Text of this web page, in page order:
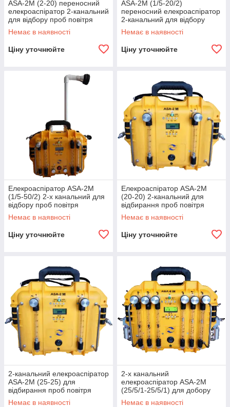
виробника. Вартість може змінюватися з появою
знижок і акцій, тому уточнюйте у менеджерів, щоб
вигідний варіант.
ASA-2M (2-20) переносний
елекроаспіратор 2-канальний
для відбору проб повітря
Немає в наявності
Ціну уточнюйте
ASA-2M (1/5-20/2)
переносний елекроаспіратор
2-канальний для відбору
проб повітря
Немає в наявності
Ціну уточнюйте
Елекроаспіратор ASA-2M
(1/5-50/2) 2-х канальний для
відбору проб повітря
Немає в наявності
Ціну уточнюйте
Елекроаспіратор ASA-2M
(20-20) 2-канальний для
відбирання проб повітря
Немає в наявності
Ціну уточнюйте
2-канальний елекроаспіратор
ASA-2M (25-25) для
відбирання проб повітря
Немає в наявності
2-х канальний
елекроаспіратор ASA-2M
(25/5/1-25/5/1) для добору
проб повітря
Немає в наявності